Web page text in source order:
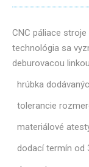
CNC páliace
technológia sa
deburovacou
hrúbka
tolerancie
materiálové
dodací termín od